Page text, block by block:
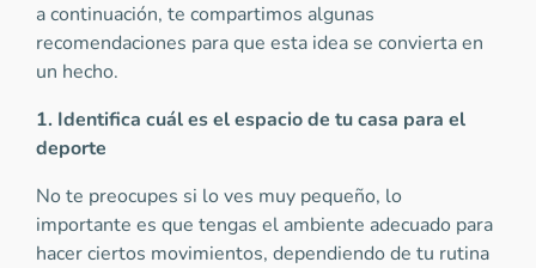
a continuación, te compartimos algunas
recomendaciones para que esta idea se convierta en
un hecho.
1. Identifica cuál es el espacio de tu casa para el
deporte
No te preocupes si lo ves muy pequeño, lo
importante es que tengas el ambiente adecuado para
hacer ciertos movimientos, dependiendo de tu rutina